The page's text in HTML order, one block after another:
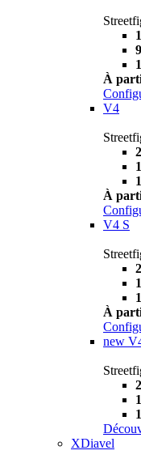
À
V4
À
V4 S
À
new
XDiavel